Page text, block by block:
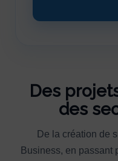
Des
des
De la création de
Business, en passant